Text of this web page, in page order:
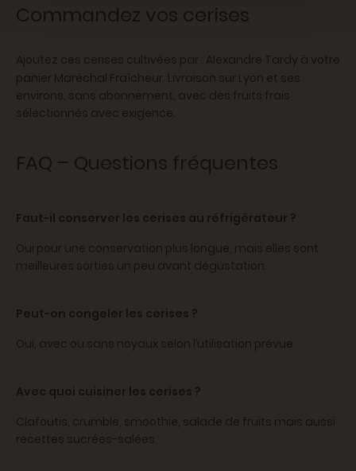
Commandez vos cerises
Ajoutez ces cerises cultivées par : Alexandre Tardy à votre
panier Maréchal Fraîcheur. Livraison sur Lyon et ses
environs, sans abonnement, avec des fruits frais
sélectionnés avec exigence.
FAQ – Questions fréquentes
Faut-il conserver les cerises au réfrigérateur ?
Oui pour une conservation plus longue, mais elles sont
meilleures sorties un peu avant dégustation.
Peut-on congeler les cerises ?
Oui, avec ou sans noyaux selon l’utilisation prévue.
Avec quoi cuisiner les cerises ?
Clafoutis, crumble, smoothie, salade de fruits mais aussi
recettes sucrées-salées.